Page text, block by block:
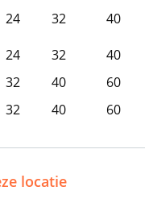
24 32 40
24 32
40
32 40
60
32 40 60
locatie